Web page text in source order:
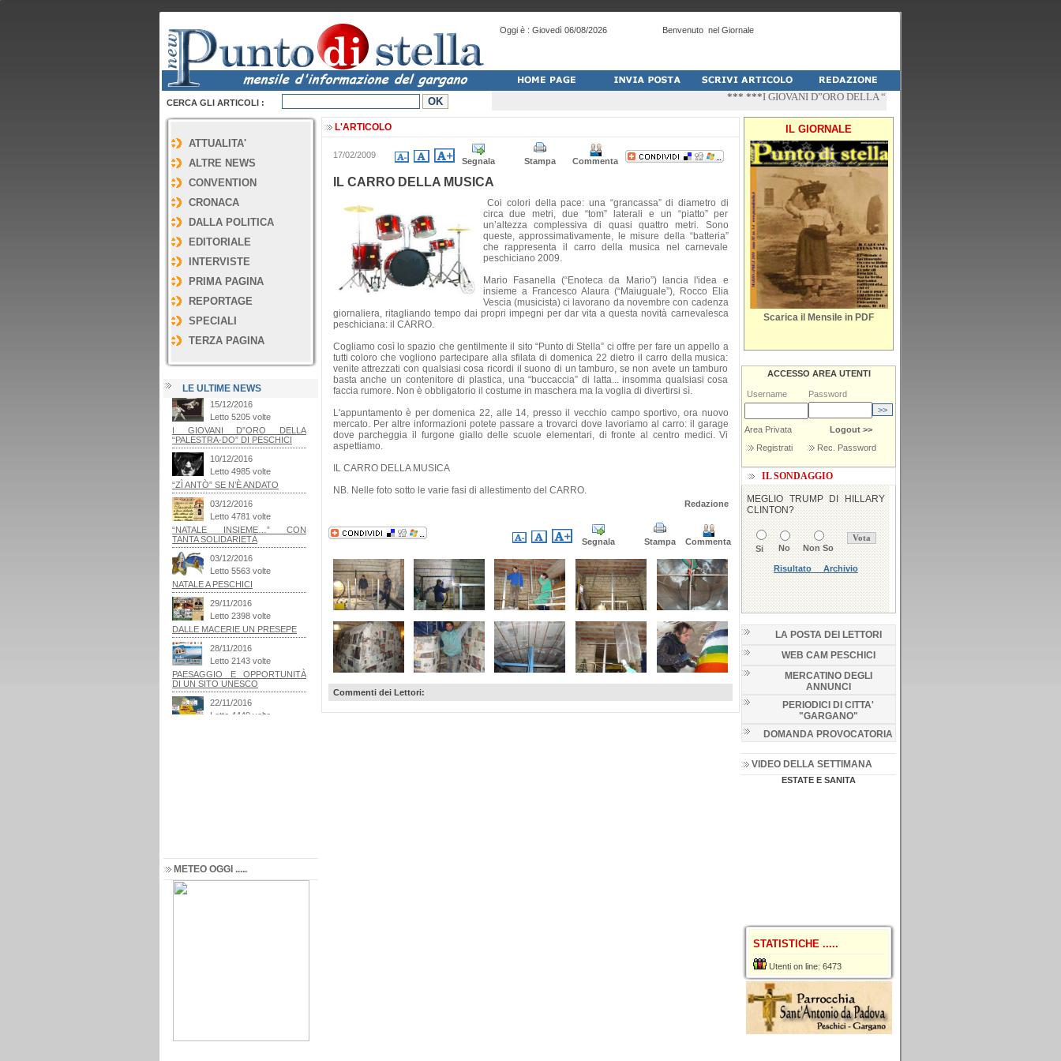
Oggi è : Giovedì 06/08/2026 Benvenuto nel Giornale
CERCA GLI ARTICOLI : *** ***I GIOVANI D”ORO DELLA “PALESTRA-DO” DI PESCHICI
ATTUALITA'
ALTRE NEWS
CONVENTION
CRONACA
DALLA POLITICA
EDITORIALE
INTERVISTE
PRIMA PAGINA
REPORTAGE
SPECIALI
TERZA PAGINA
LE ULTIME NEWS
METEO OGGI .....
L'ARTICOLO
17/02/2009
Segnala Stampa Commenta
IL CARRO DELLA MUSICA
Coi colori della pace: una “grancassa” di diametro di
circa due metri, due “tom” laterali e un “piatto” per
un’altezza complessiva di quasi quattro metri. Sono
queste, approssimativamente, le misure della “batteria”
che rappresenta il carro della musica nel carnevale
peschiciano 2009.
Mario Fasanella (“Enoteca da Mario”) lancia l'idea e
insieme a Francesco Alaura (“Maiuguale”), Rocco Elia
Vescia (musicista) ci lavorano da novembre con cadenza
giornaliera, ritagliando tempo dai propri impegni per dar vita a questa novità carnevalesca
peschiciana: il CARRO.
Cogliamo così lo spazio che gentilmente il sito “Punto di Stella” ci offre per fare un appello a
tutti coloro che vogliono partecipare alla sfilata di domenica 22 dietro il carro della musica:
venite attrezzati con qualsiasi cosa ricordi il suono di un tamburo, se non avete un tamburo
basta anche un contenitore di plastica, una “buccaccia” di latta... insomma qualsiasi cosa
faccia rumore. Non è obbligatorio il costume in maschera ma la voglia di divertirsi sì.
L'appuntamento è per domenica 22, alle 14, presso il vecchio campo sportivo, ora nuovo
mercato. Per altre informazioni potete passare a trovarci dove lavoriamo al carro: il garage
dove parcheggia il furgone giallo delle scuole elementari, di fronte al centro medici. Vi
aspettiamo.
IL CARRO DELLA MUSICA
NB. Nelle foto sotto le varie fasi di allestimento del CARRO.
Redazione
Segnala Stampa Commenta
Commenti dei Lettori:
IL GIORNALE
Scarica il Mensile in PDF
ACCESSO AREA UTENTI
Username Password
Area Privata
Logout >>
Registrati
Rec. Password
IL SONDAGGIO
LA POSTA DEI LETTORI
WEB CAM PESCHICI
MERCATINO DEGLI
ANNUNCI
PERIODICI DI CITTA'
"GARGANO"
DOMANDA PROVOCATORIA
VIDEO DELLA SETTIMANA
ESTATE E SANITA
STATISTICHE .....
Utenti on line: 6473